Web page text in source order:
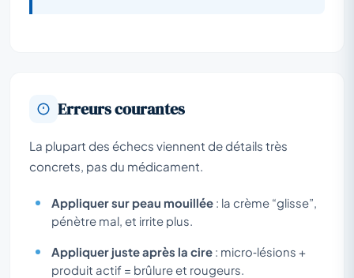
Erreurs courantes
La plupart des échecs viennent de détails très
concrets, pas du médicament.
Appliquer sur peau mouillée : la crème “glisse”,
pénètre mal, et irrite plus.
Appliquer juste après la cire : micro‑lésions +
produit actif = brûlure et rougeurs.